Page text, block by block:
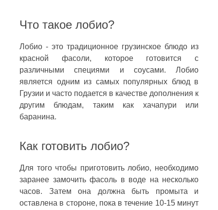
Что такое лобио?
Лобио - это традиционное грузинское блюдо из
красной фасоли, которое готовится с
различными специями и соусами. Лобио
является одним из самых популярных блюд в
Грузии и часто подается в качестве дополнения к
другим блюдам, таким как хачапури или
баранина.
Как готовить лобио?
Для того чтобы приготовить лобио, необходимо
заранее замочить фасоль в воде на несколько
часов. Затем она должна быть промыта и
оставлена в стороне, пока в течение 10-15 минут